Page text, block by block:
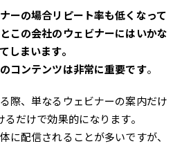
ーの場合リピート率も低くなって
この会社のウェビナーにはいかな
しまいます。
コンテンツは非常に重要です。
際、単なるウェビナーの案内だけ
だけで効果的になります。
に配信されることが多いですが、